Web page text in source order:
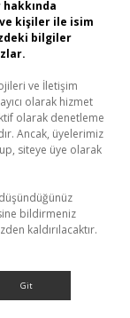
kişiler ile isim
bilgiler
ve İletişim
olarak hizmet
olarak denetleme
Ancak, üyelerimiz
siteye üye olarak
bildirmeniz
kaldırılacaktır.